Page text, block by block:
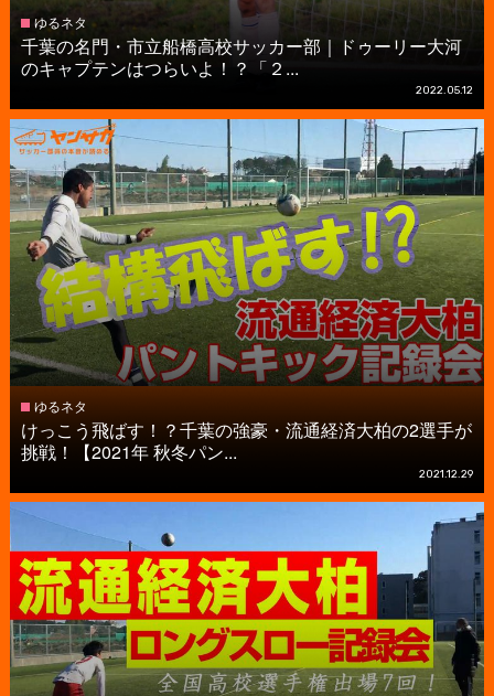
ゆるネタ
千葉の名門・市立船橋高校サッカー部｜ドゥーリー大河
のキャプテンはつらいよ！？「２...
2022.05.12
ゆるネタ
けっこう飛ばす！？千葉の強豪・流通経済大柏の2選手が
挑戦！【2021年 秋冬パン...
2021.12.29